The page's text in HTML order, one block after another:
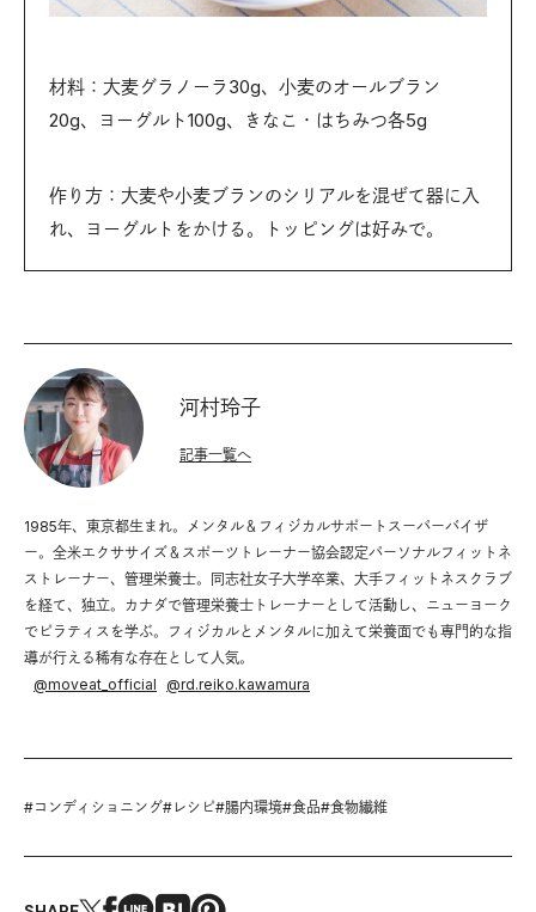
材料：大麦グラノーラ30g、小麦のオールブラン
20g、ヨーグルト100g、きなこ・はちみつ各5g
作り方：大麦や小麦ブランのシリアルを混ぜて器に入
れ、ヨーグルトをかける。トッピングは好みで。
河村玲子
1985年、東京都生まれ。メンタル＆フィジカルサポートスーパーバイザ
ー。全米エクササイズ＆スポーツトレーナー協会認定パーソナルフィットネ
ストレーナー、管理栄養士。同志社女子大学卒業、大手フィットネスクラブ
を経て、独立。カナダで管理栄養士トレーナーとして活動し、ニューヨーク
でピラティスを学ぶ。フィジカルとメンタルに加えて栄養面でも専門的な指
導が行える稀有な存在として人気。
@moveat_official @rd.reiko.kawamura
記事一覧へ
#コンディショニング# レシピ#腸内環境#食品#食物繊維